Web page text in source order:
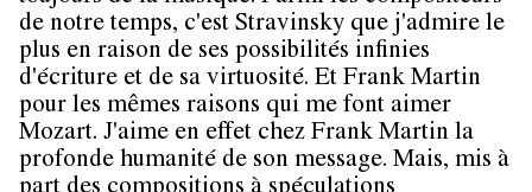
de notre temps, c'est Stravinsky que j'admire le
plus en raison de ses possibilités infinies
d'écriture et de sa virtuosité. Et Frank Martin
pour les mêmes raisons qui me font aimer
Mozart. J'aime en effet chez Frank Martin la
profonde humanité de son message. Mais, mis à